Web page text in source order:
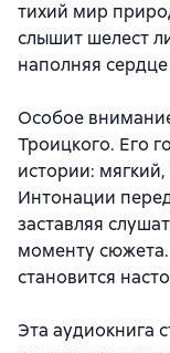
тихий мир
слышит шелест
наполняя
Особое
Троицкого. Его
истории:
Интонации
заставляя
моменту
становится
Эта аудиокнига